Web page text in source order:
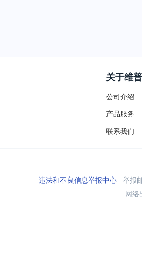
关于维普
公司介绍
产品服务
联系我们
违法和不良信息举报中心举报
网